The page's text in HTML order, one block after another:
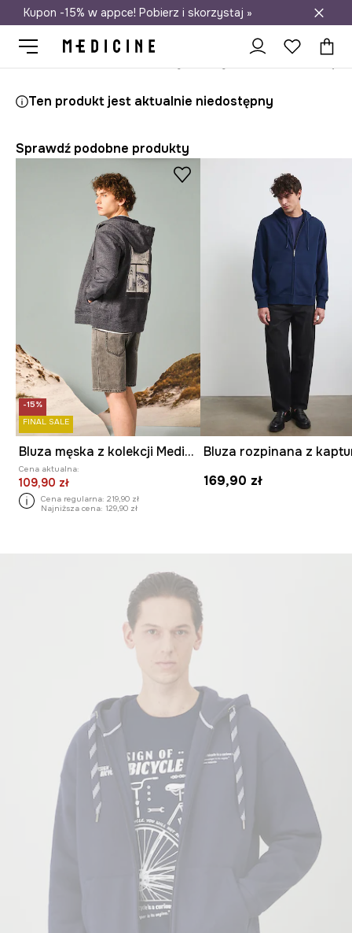
Darmowa dostawa do salonów
Kupon -15% w appce! Pobierz i skorzystaj »
Ten produkt jest aktualnie niedostępny
Sprawdź podobne produkty
-15%
FINAL SALE
Bluza męska z kolekcji Medicine x Słowiński Park Narodowy kolor granatowy
Cena aktualna:
109,90 zł
Cena regularna: 219,90 zł
Najniższa cena: 129,90 zł
169,90 zł